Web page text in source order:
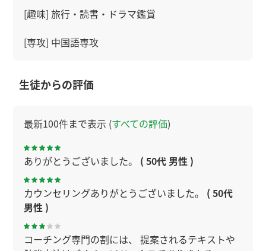
[趣味] 旅行・読書・ドラマ鑑賞
[専攻] 中国語専攻
生徒からの評価
最新100件まで表示 (すべての評価)
ありがとうございました。 ( 50代 男性 )
カウンセリングありがとうございました。 ( 50代
男性 )
コーチング専門の割には、 提案されるテキストや